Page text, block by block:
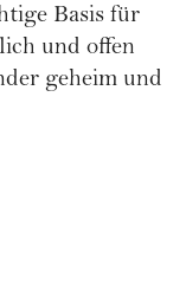
Basis für
und offen
geheim und